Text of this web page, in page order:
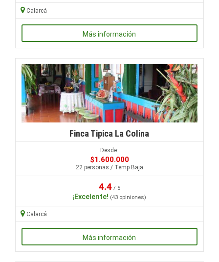
Calarcá
Más información
Finca Tipica La Colina
Desde:
$1.600.000
22 personas / Temp Baja
4.4/ 5
¡Excelente! (43 opiniones)
Calarcá
Más información